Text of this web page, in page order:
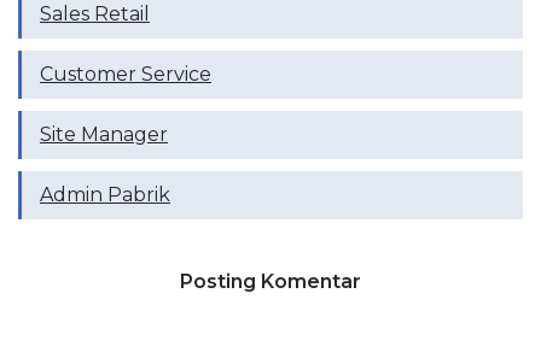
Sales Retail
Customer Service
Site Manager
Admin Pabrik
Posting Komentar